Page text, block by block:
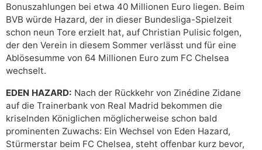
Bonuszahlungen bei etwa 40 Millionen Euro liegen. Beim
BVB würde Hazard, der in dieser Bundesliga-Spielzeit
schon neun Tore erzielt hat, auf Christian Pulisic folgen,
der den Verein in diesem Sommer verlässt und für eine
Ablösesumme von 64 Millionen Euro zum FC Chelsea
wechselt.
EDEN HAZARD: Nach der Rückkehr von Zinédine Zidane
auf die Trainerbank von Real Madrid bekommen die
kriselnden Königlichen möglicherweise schon bald
prominenten Zuwachs: Ein Wechsel von Eden Hazard,
Stürmerstar beim FC Chelsea, steht offenbar kurz bevor,